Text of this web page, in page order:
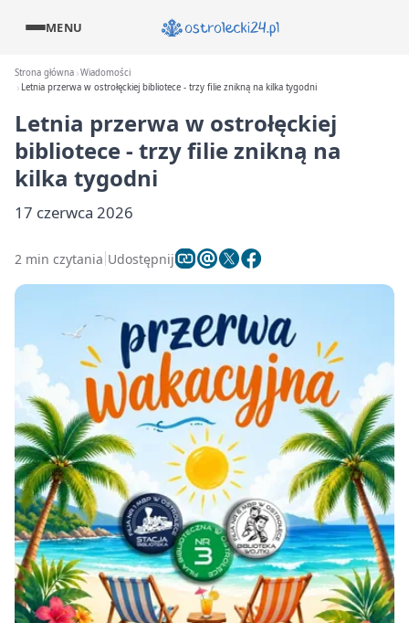
MENU
Strona główna Wiadomości
Letnia przerwa w ostrołęckiej bibliotece - trzy filie znikną na kilka tygodni
Letnia przerwa w ostrołęckiej
bibliotece - trzy filie znikną na
kilka tygodni
17 czerwca 2026
2 min czytania Udostępnij